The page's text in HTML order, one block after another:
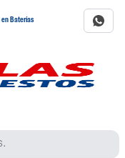
en Baterías